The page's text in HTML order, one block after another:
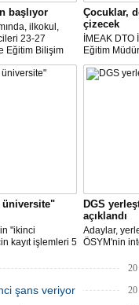
başlıyor
ilkokul,
23-27
Eğitim Bilişim
öğrenci
devam
Çocuklar,
çizecek
İMEAK
Eğitim
üniversite"
"ikinci
kayıt işlemleri 5
DGS
açıklandı
Adaylar,
ÖSYM'nin
20
şans veriyor 20